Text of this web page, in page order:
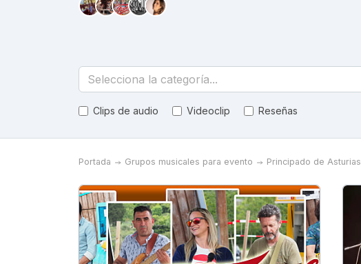
Selecciona la categoría...
Clips de audio Videoclip Reseñas
Portada Grupos musicales para evento Principado de Asturias